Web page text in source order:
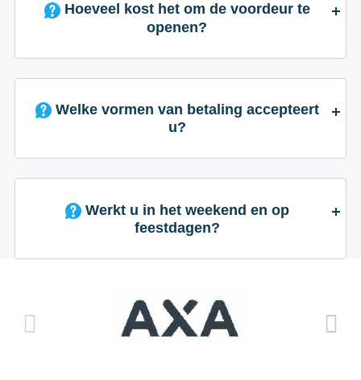
Hoeveel kost het om de voordeur te
openen?
Welke vormen van betaling accepteert
u?
Werkt u in het weekend en op
feestdagen?